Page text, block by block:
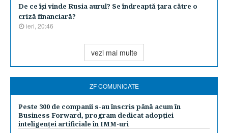
De ce îşi vinde Rusia aurul? Se îndreaptă ţara către o
criză financiară?
ieri, 20:46
vezi mai multe
ZF COMUNICATE
Peste 300 de companii s-au înscris până acum în
Business Forward, program dedicat adopției
inteligenței artificiale în IMM-uri